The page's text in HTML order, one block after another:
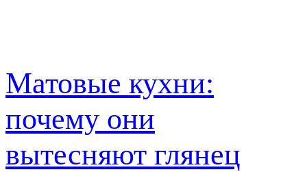
Матовые кухни:
почему они
вытесняют глянец